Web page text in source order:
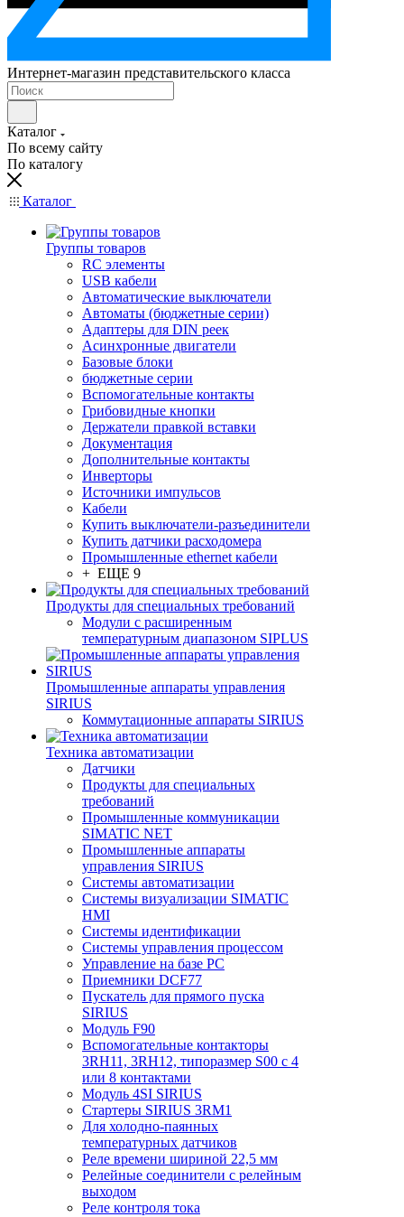
Интернет-магазин представительского класса
Каталог
По всему сайту
По каталогу
Каталог
Группы товаров
RC элементы
USB кабели
Автоматические выключатели
Автоматы (бюджетные серии)
Адаптеры для DIN реек
Асинхронные двигатели
Базовые блоки
бюджетные серии
Вспомогательные контакты
Грибовидные кнопки
Держатели правкой вставки
Документация
Дополнительные контакты
Инверторы
Источники импульсов
Кабели
Купить выключатели-разъединители
Купить датчики расходомера
Промышленные ethernet кабели
+ ЕЩЕ 9
Продукты для специальных требований
Модули с расширенным
температурным диапазоном SIPLUS
Промышленные аппараты управления
SIRIUS
Коммутационные аппараты SIRIUS
Техника автоматизации
Датчики
Продукты для специальных
требований
Промышленные коммуникации
SIMATIC NET
Промышленные аппараты
управления SIRIUS
Системы автоматизации
Системы визуализации SIMATIC
HMI
Системы идентификации
Системы управления процессом
Управление на базе РС
Приемники DCF77
Пускатель для прямого пуска
SIRIUS
Модуль F90
Вспомогательные контакторы
3RH11, 3RH12, типоразмер S00 с 4
или 8 контактами
Модуль 4SI SIRIUS
Стартеры SIRIUS 3RM1
Для холодно-паянных
температурных датчиков
Реле времени шириной 22,5 мм
Релейные соединители с релейным
выходом
Реле контроля тока